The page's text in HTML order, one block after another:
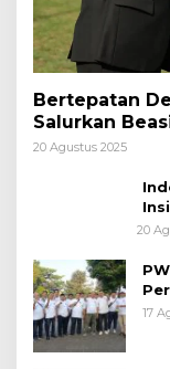
Bertepatan
Salurkan
Pelajar
20 Agustus 2025
20
RI,
17